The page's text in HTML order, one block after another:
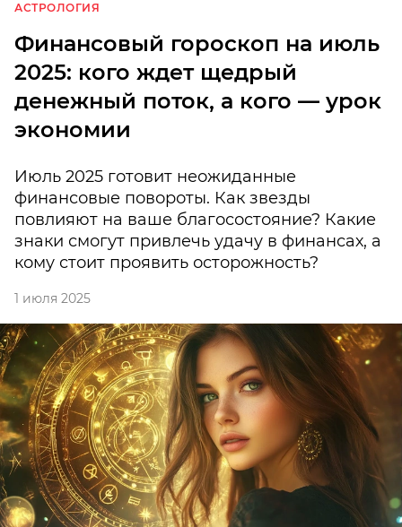
АСТРОЛОГИЯ
Финансовый гороскоп на июль
2025: кого ждет щедрый
денежный поток, а кого — урок
экономии
Июль 2025 готовит неожиданные
финансовые повороты. Как звезды
повлияют на ваше благосостояние? Какие
знаки смогут привлечь удачу в финансах, а
кому стоит проявить осторожность?
1 июля 2025